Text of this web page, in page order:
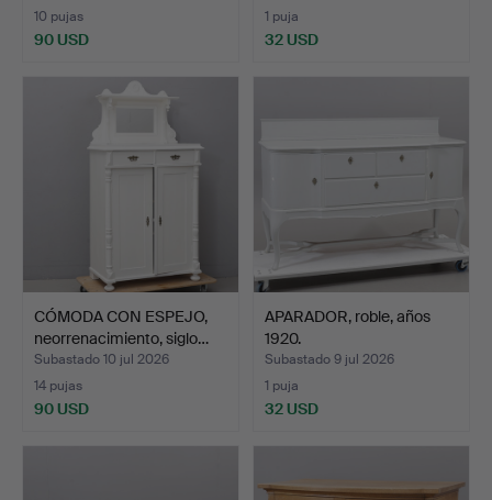
10 pujas
90 USD
1 puja
32 USD
CÓMODA CON ESPEJO,
neorrenacimiento, siglo…
Subastado 10 jul 2026
14 pujas
90 USD
APARADOR, roble, años
1920.
Subastado 9 jul 2026
1 puja
32 USD